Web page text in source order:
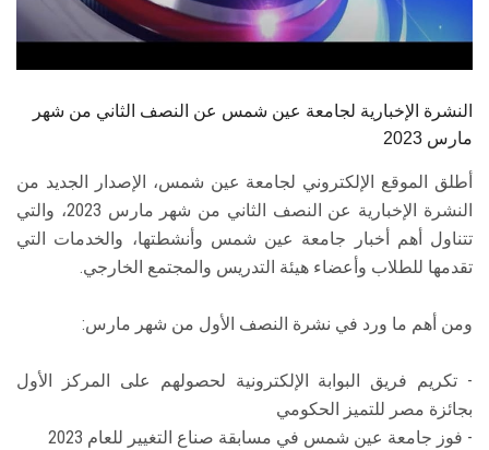
الموظفون
الزائـرون
النشرة الإخبارية لجامعة عين شمس عن النصف الثاني من شهر
مارس 2023
أطلق الموقع الإلكتروني لجامعة عين شمس، الإصدار الجديد من
النشرة الإخبارية عن النصف الثاني من شهر مارس 2023، والتي
تتناول أهم أخبار جامعة عين شمس وأنشطتها، والخدمات التي
تقدمها للطلاب وأعضاء هيئة التدريس والمجتمع الخارجي.
ومن أهم ما ورد في نشرة النصف الأول من شهر مارس:
- تكريم فريق البوابة الإلكترونية لحصولهم على المركز الأول
بجائزة مصر للتميز الحكومي
- فوز جامعة عين شمس في مسابقة صناع التغيير للعام 2023